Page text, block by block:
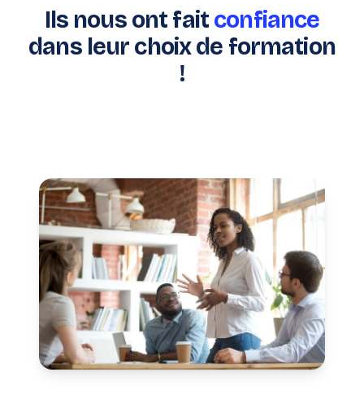
Ils nous ont fait confiance
dans leur choix de formation
!